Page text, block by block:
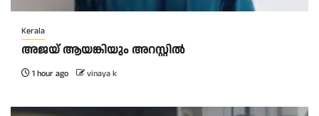
Kerala
അജയ് ആയങ്കിയും അറസ്റ്റിൽ
1 hour ago vinaya k